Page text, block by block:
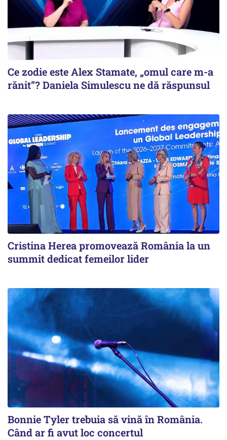
Ce zodie este Alex Stamate, „omul care m-a
rănit”? Daniela Simulescu ne dă răspunsul
Cristina Herea promovează România la un
summit dedicat femeilor lider
Bonnie Tyler trebuia să vină în România.
Când ar fi avut loc concertul